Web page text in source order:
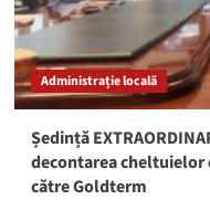
Administrație locală
Ședință
decontarea
către Goldterm